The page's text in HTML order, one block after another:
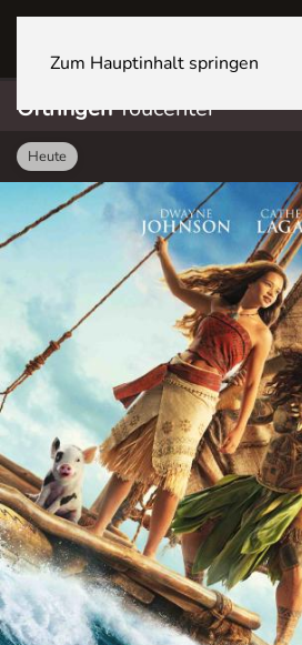
Zum Hauptinhalt springen
OftringenYoucenter
Heute